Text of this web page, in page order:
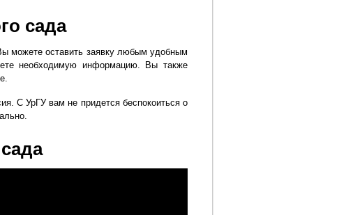
сада
можете оставить заявку любым удобным
необходимую информацию. Вы также
С УрГУ вам не придется беспокоиться о